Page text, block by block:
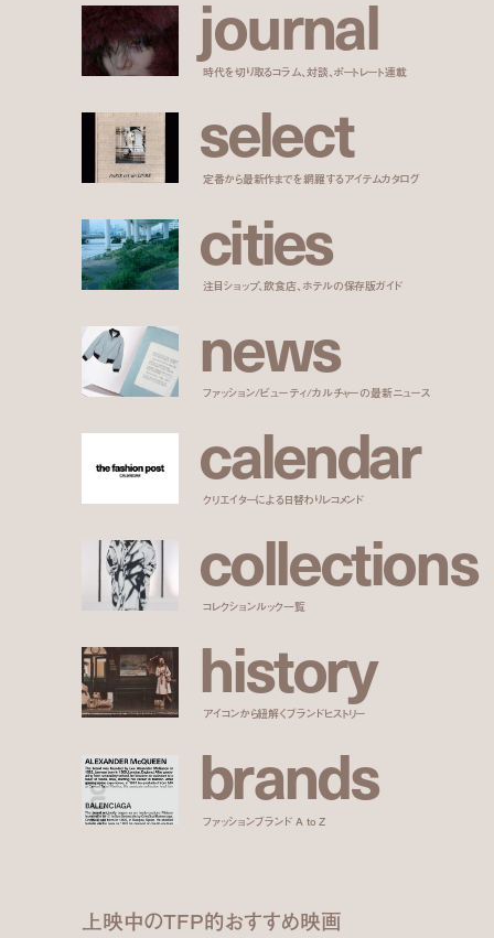
journal
時代を切り取るコラム、対談、ポートレート連載
select
定番から最新作までを網羅するアイテムカタログ
cities
注目ショップ、飲食店、ホテルの保存版ガイド
news
ファッション/ビューティ/カルチャーの最新ニュース
calendar
クリエイターによる日替わりレコメンド
collections
コレクションルック一覧
history
アイコンから紐解くブランドヒストリー
brands
ファッションブランド A to Z
上映中のTFP的おすすめ映画